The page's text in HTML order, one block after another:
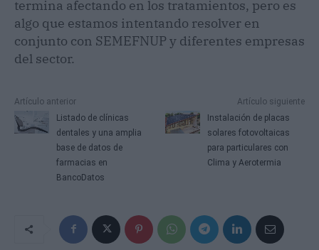
termina afectando en los tratamientos, pero es
algo que estamos intentando resolver en
conjunto con SEMEFNUP y diferentes empresas
del sector.
Artículo anterior
Listado de clínicas
dentales y una amplia
base de datos de
farmacias en
BancoDatos
Artículo siguiente
Instalación de placas
solares fotovoltaicas
para particulares con
Clima y Aerotermia